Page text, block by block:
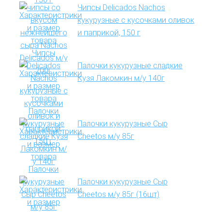
Чипсы Delicados Nachos
кукурузные с кусочками оливок
и паприкой, 150 г
Палочки кукурузные сладкие
Кузя Лакомкин м/у 140г
Палочки кукурузные Сыр
Cheetos м/у 85г
Палочки кукурузные Сыр
Cheetos м/у 85г (16шт)